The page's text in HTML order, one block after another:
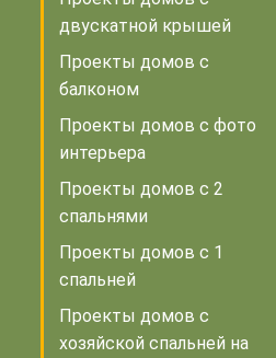
двускатной крышей
Проекты домов с
балконом
Проекты домов с фото
интерьера
Проекты домов с 2
спальнями
Проекты домов с 1
спальней
Проекты домов с
хозяйской спальней на